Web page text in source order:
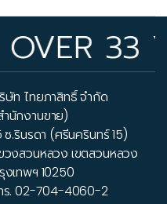
33
ษัท ไทยภาสิทธิ์ จำกัด
นักงานขาย)
ซ.รินรดา (ศรีนครินทร์ 15)
วงสวนหลวง เขตสวนหลวง
งเทพฯ 10250
ร.02-704-4060-2